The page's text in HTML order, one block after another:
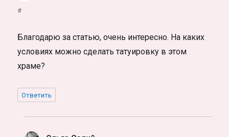
#
Благодарю за статью, очень интересно. На каких
условиях можно сделать татуировку в этом
храме?
Ответить